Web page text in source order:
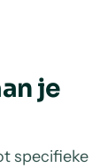
je
specifieke